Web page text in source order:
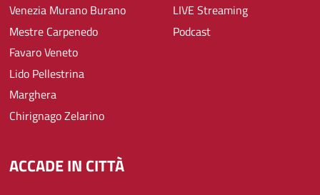
Venezia Murano Burano
Mestre Carpenedo
Favaro Veneto
Lido Pellestrina
Marghera
Chirignago Zelarino
LIVE Streaming
Podcast
ACCADE IN CITTÀ